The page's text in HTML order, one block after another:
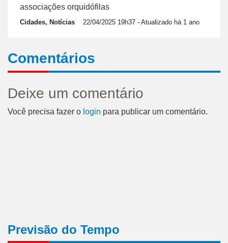
associações orquidófilas
Cidades, Notícias 22/04/2025 19h37 - Atualizado há 1 ano
Comentários
Deixe um comentário
Você precisa fazer o login para publicar um comentário.
Previsão do Tempo